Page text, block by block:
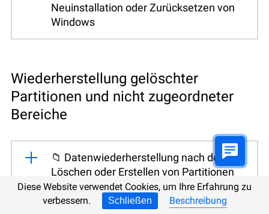
Neuinstallation oder Zurücksetzen von
Windows
Wiederherstellung gelöschter
Partitionen und nicht zugeordneter
Bereiche
📁 Datenwiederherstellung nach dem
Löschen oder Erstellen von Partitionen
🛠️ Wie kann man eine RAW-Festplatte
Diese Website verwendet Cookies, um Ihre Erfahrung zu
verbessern.
Schließen Beschreibung